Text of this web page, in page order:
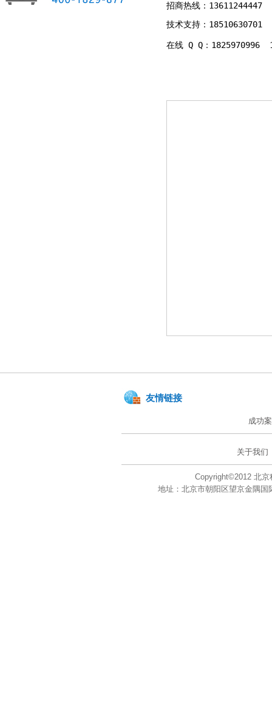
招商热线：13611244447
技术支持：18510630701
在线 Q Q：1825970996
友情链接
成功
关于我们
Copyright©2012 北
地址：北京市朝阳区望京金隅国